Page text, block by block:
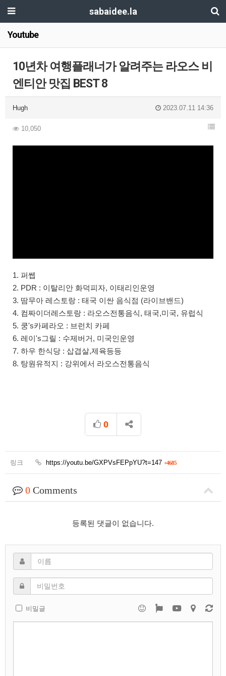
sabaidee.la
Youtube
10년차 여행플래너가 알려주는 라오스 비
엔티안 맛집 BEST 8
Hugh 2023.07.11 14:36
10,050
1. 퍼쎕
2. PDR : 이탈리안 화덕피자, 이태리인운영
3. 땀무아 레스토랑 : 태국 이싼 음식점 (라이브밴드)
4. 컴짜이더레스토랑 : 라오스전통음식, 태국,미국, 유럽식
5. 쿵's카페라오 : 브런치 카페
6. 레이's그릴 : 수제버거, 미국인운영
7. 하우 한식당 : 삽겹살,제육등등
8. 탕원유적지 : 강위에서 라오스전통음식
0
링크 https://youtu.be/GXPVsFEPpYU?t=147 +4685
0 Comments
등록된 댓글이 없습니다.
비밀글